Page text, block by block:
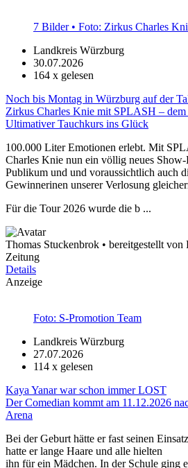
7 Bilder • Foto: Zirkus Charles
Landkreis Würzburg
30.07.2026
164 x gelesen
Noch bis Montag in Würzburg auf der
Zirkus Charles Knie mit SPLASH – dem
Ultimativer Tauchkurs ins Glück
100.000 Liter Emotionen erlebt. Mit
Charles Knie nun ein völlig neues Show-
Publikum und und voraussichtlich auch
Gewinnerinen unserer Verlosung
Für die Tour 2026 wurde die b ...
Thomas Stuckenbrok • bereitgestellt
Zeitung
Details
Anzeige
Foto: S-Promotion Team
Landkreis Würzburg
27.07.2026
114 x gelesen
Kaya Yanar war schon immer LOST
Der Comedian kommt am 11.12.2026
Arena
Bei der Geburt hätte er fast seinen
hatte er lange Haare und alle hielten
ihn für ein Mädchen. In der Schule ging